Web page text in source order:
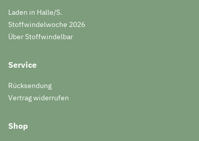
Laden in Halle/S.
Stoffwindelwoche 2026
Über Stoffwindelbar
Service
Rücksendung
Vertrag widerrufen
Shop